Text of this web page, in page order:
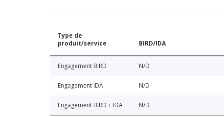
Type de
produit/service
BIRD/IDA
Engagement BIRD N/D
Engagement IDA N/D
Engagement BIRD + IDA N/D